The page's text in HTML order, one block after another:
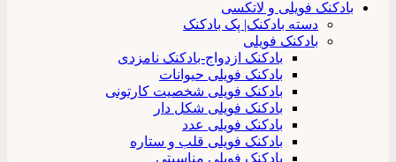
بادکنک فویلی و لاتکسی
دسته بادکنک| پک بادکنک
بادکنک فویلی
بادکنک ازدواج-بادکنک نامزدی
بادکنک فویلی حیوانات
بادکنک فویلی شخصیت کارتونی
بادکنک فویلی شکل دار
بادکنک فویلی عدد
بادکنک فویلی قلب و ستاره
بادکنک فویلی مناسبتی